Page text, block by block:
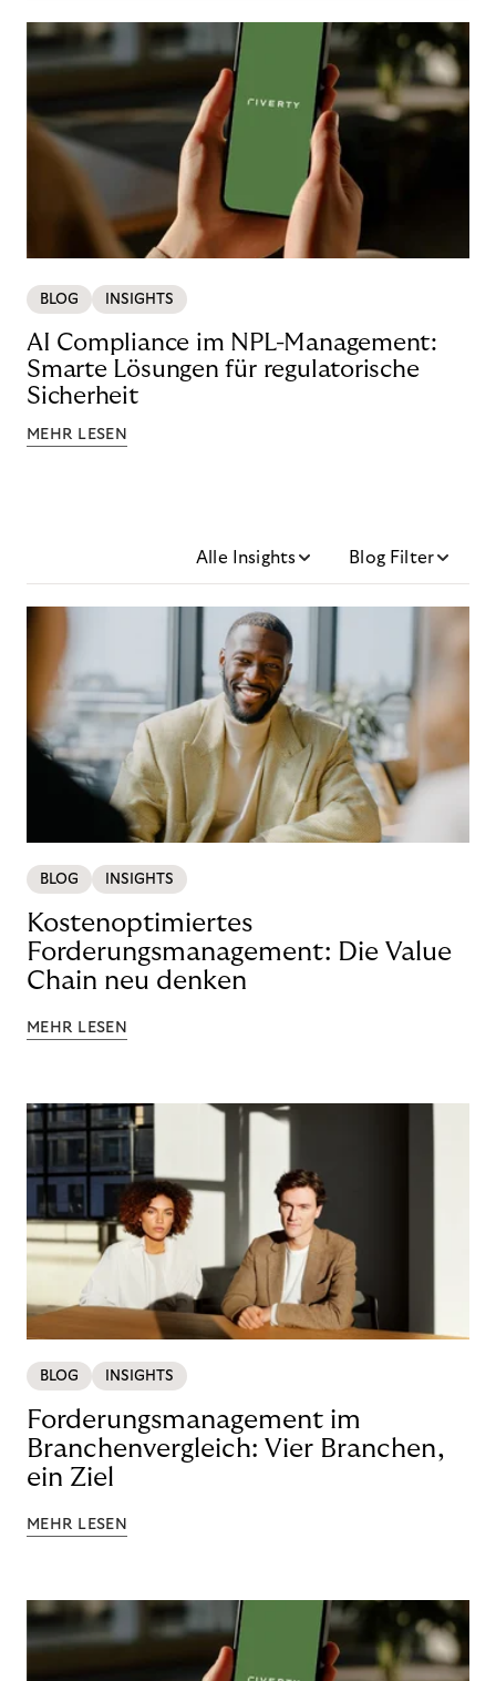
BLOG INSIGHTS
AI Compliance im NPL-Management:
Smarte Lösungen für regulatorische
Sicherheit
MEHR LESEN
Alle Insights Blog Filter
BLOG INSIGHTS
Kostenoptimiertes
Forderungsmanagement: Die Value
Chain neu denken
MEHR LESEN
BLOG INSIGHTS
Forderungsmanagement im
Branchenvergleich: Vier Branchen,
ein Ziel
MEHR LESEN